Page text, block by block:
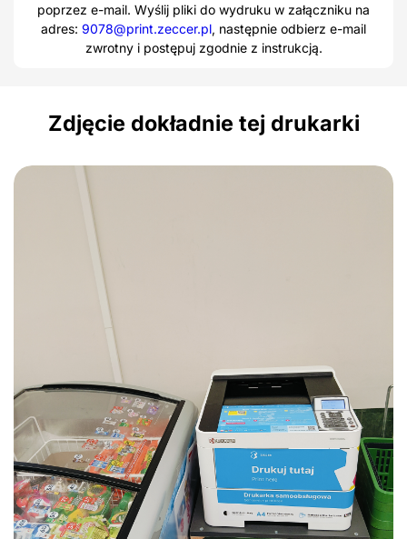
poprzez e-mail. Wyślij pliki do wydruku w załączniku na
adres: 9078@print.zeccer.pl, następnie odbierz e-mail
zwrotny i postępuj zgodnie z instrukcją.
Zdjęcie dokładnie tej drukarki